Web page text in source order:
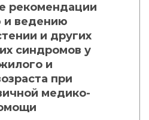
рекомендации
и ведению
и других
синдромов у
и
при
медико-